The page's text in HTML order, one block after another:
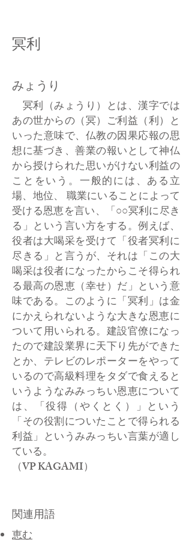
冥利
みょうり
冥利（みょうり）とは、漢字では
あの世からの（冥）ご利益（利）と
いった意味で、仏教の因果応報の思
想に基づき、善業の報いとして神仏
から授けられた思いがけない利益の
ことをいう。一般的には、ある立
場、地位、 職業にいることによって
受ける恩恵を言い、「○○冥利に尽き
る」という言い方をする。例えば、
役者は大喝采を受けて「役者冥利に
尽きる」と言うが、それは「この大
喝采は役者になったからこそ得られ
る最高の恩恵（幸せ）だ」という意
味である。このように「冥利」は金
にかえられないような大きな恩恵に
ついて用いられる。建設官僚になっ
たので建設業界に天下り先ができた
とか、テレビのレポーターをやって
いるので高級料理をタダで食えると
いうようなみみっちい恩恵について
は、「役得（やくとく）」という
「その役割についたことで得られる
利益」というみみっちい言葉が適し
ている。
​（VP KAGAMI）
関連用語
恵む